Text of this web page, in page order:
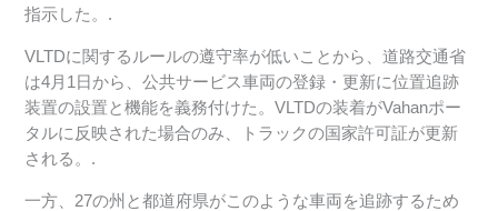
指示した。.
VLTDに関するルールの遵守率が低いことから、道路交通省
は4月1日から、公共サービス車両の登録・更新に位置追跡
装置の設置と機能を義務付けた。VLTDの装着がVahanポー
タルに反映された場合のみ、トラックの国家許可証が更新
される。.
一方、27の州と都道府県がこのような車両を追跡するため